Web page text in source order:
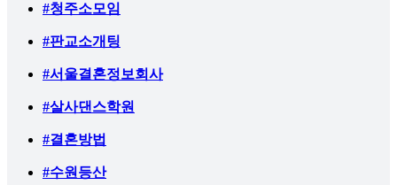
#청주소모임
#판교소개팅
#서울결혼정보회사
#살사댄스학원
#결혼방법
#수원등산